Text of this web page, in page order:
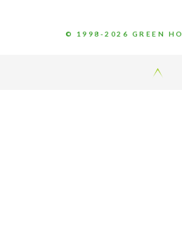
© 1998-2026 GREEN